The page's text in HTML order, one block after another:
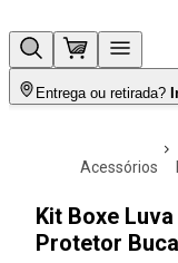
Entrega ou retirada?
acessórios
Kit Boxe
Protetor